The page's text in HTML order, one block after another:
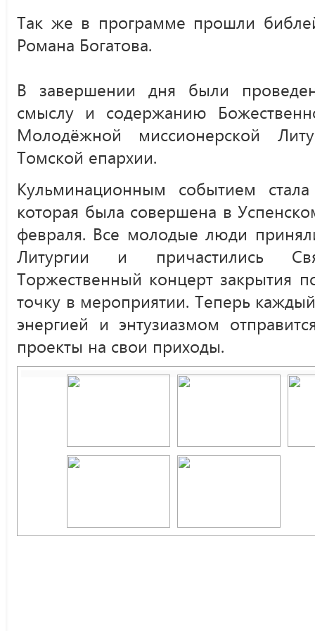
Так же в программе прошли
Романа Богатова.
В завершении дня были
смыслу и содержанию
Молодёжной миссионерской
Томской епархии.
Кульминационным событием стала
которая была совершена в
февраля. Все молодые люди
Литургии и причастились
Торжественный концерт закрытия
точку в мероприятии. Теперь
энергией и энтузиазмом
проекты на свои приходы.